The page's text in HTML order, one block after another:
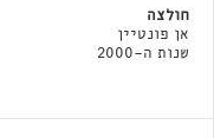
חולצה
אן פונטיין
שנות ה-2000